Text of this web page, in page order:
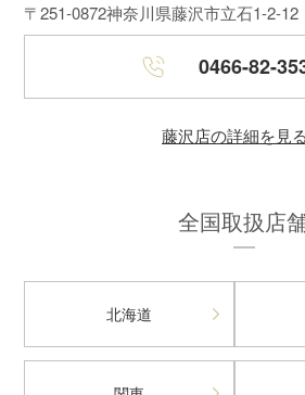
〒251-0872神奈川県藤沢市立石1-2-12
0466-82-
藤沢店の詳細を見る
全国取扱店
北海道